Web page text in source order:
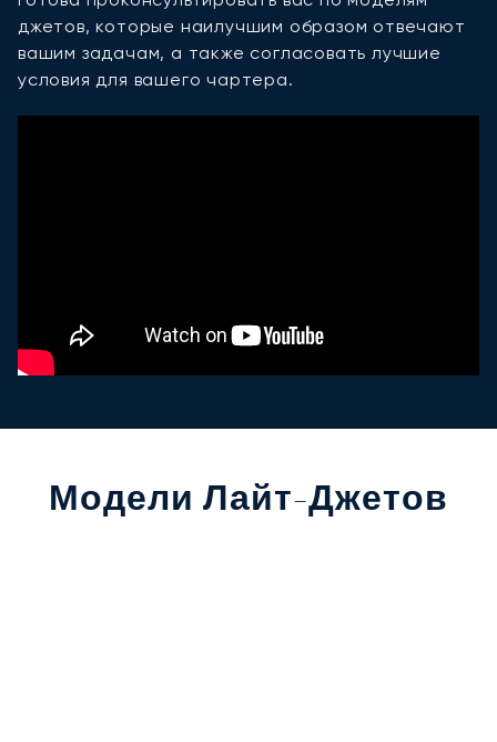
джетов, которые наилучшим образом отвечают
вашим задачам, а также согласовать лучшие
условия для вашего чартера.
Модели Лайт-Джетов